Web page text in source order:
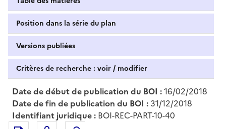
Position dans la série du plan
Versions publiées
Critères de recherche : voir / modifier
Date de début de publication du BOI :16/02/2018
Date de fin de publication du BOI : 31/12/2018
Identifiant juridique : BOI-REC-PART-10-40